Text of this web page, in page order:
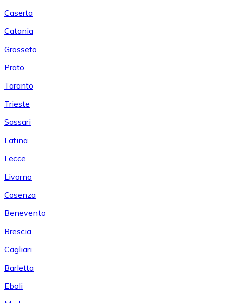
Caserta
Catania
Grosseto
Prato
Taranto
Trieste
Sassari
Latina
Lecce
Livorno
Cosenza
Benevento
Brescia
Cagliari
Barletta
Eboli